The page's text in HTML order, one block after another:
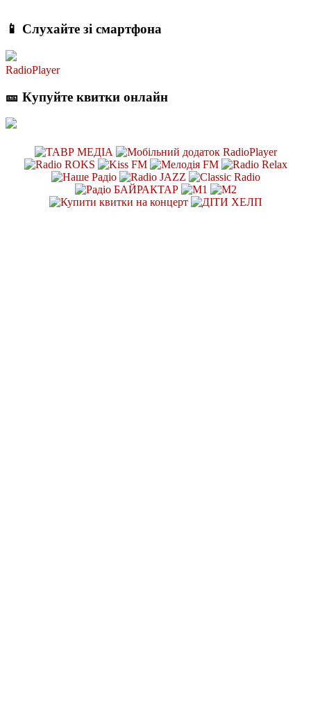
📱 Слухайте зі смартфона
RadioPlayer
🎫 Купуйте квитки онлайн